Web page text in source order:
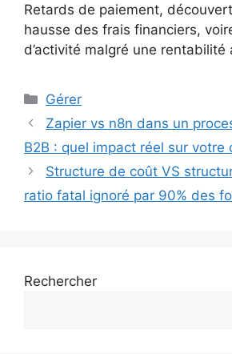
Retards de paiement,
hausse des frais financiers,
d’activité malgré une rentabilité
Catégories
Gérer
Zapier vs n8n dans un
B2B : quel impact réel sur votre
Structure de coût VS
ratio fatal ignoré par 90% des
Rechercher